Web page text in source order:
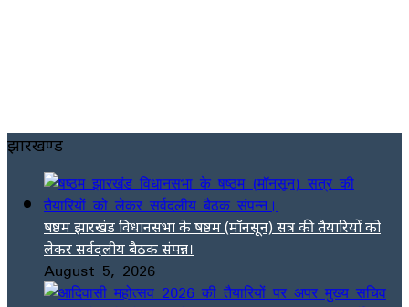
झारखण्ड
षष्ठम झारखंड विधानसभा के षष्ठम (मॉनसून) सत्र की तैयारियों को
लेकर सर्वदलीय बैठक संपन्न।
August 5, 2026